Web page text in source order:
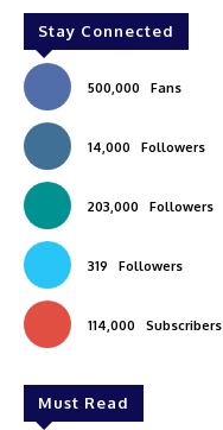
Stay Connected
500,000 Fans
14,000 Followers
203,000 Followers
319 Followers
114,000 Subscribers
Must Read